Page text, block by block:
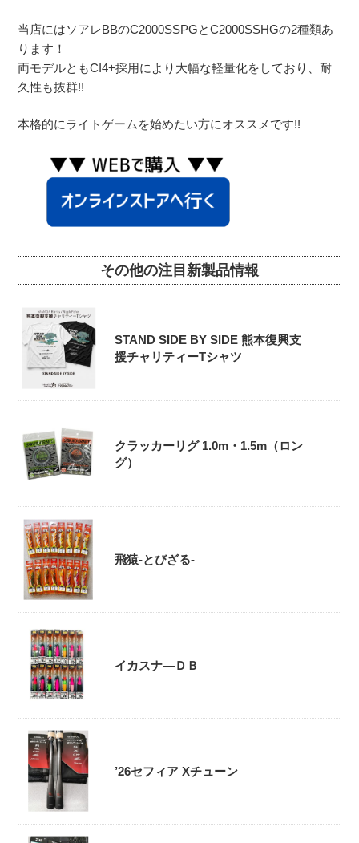
当店にはソアレBBのC2000SSPGとC2000SSHGの2種類あ
ります！
両モデルともCI4+採用により大幅な軽量化をしており、耐
久性も抜群!!
本格的にライトゲームを始めたい方にオススメです!!
その他の注目新製品情報
STAND SIDE BY SIDE 熊本復興支
援チャリティーTシャツ
クラッカーリグ 1.0m・1.5m（ロン
グ）
飛猿-とびざる-
イカスナ―ＤＢ
’26セフィア Xチューン